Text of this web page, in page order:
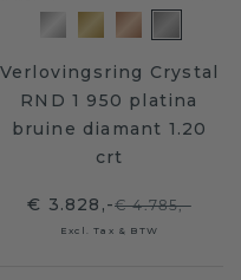
Verlovingsring Crystal
RND 1 950 platina
bruine diamant 1.20
crt
€ 3.828,-€ 4.785,-
Excl. Tax & BTW